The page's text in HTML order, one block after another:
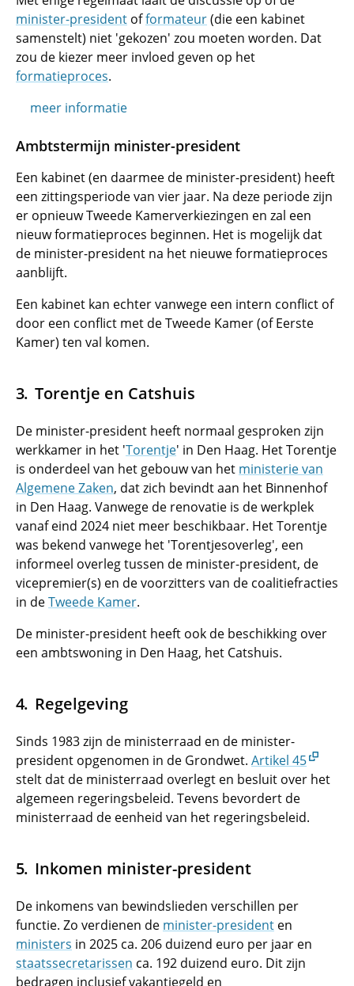
minister-president offormateur(die een kabinet
samenstelt) niet 'gekozen' zou moeten worden. Dat
zou de kiezer meer invloed geven op het
formatieproces.
meer informatie
Ambtstermijn minister-president
Een kabinet (en daarmee de minister-president) heeft
een zittingsperiode van vier jaar. Na deze periode zijn
er opnieuw Tweede Kamerverkiezingen en zal een
nieuw formatieproces beginnen. Het is mogelijk dat
de minister-president na het nieuwe formatieproces
aanblijft.
Een kabinet kan echter vanwege een intern conflict of
door een conflict met de Tweede Kamer (of Eerste
Kamer) ten val komen.
Torentje en Catshuis
De minister-president heeft normaal gesproken zijn
werkkamer in het 'Torentje' in Den Haag. Het Torentje
is onderdeel van het gebouw van het ministerie van
Algemene Zaken, dat zich bevindt aan het Binnenhof
in Den Haag. Vanwege de renovatie is de werkplek
vanaf eind 2024 niet meer beschikbaar. Het Torentje
was bekend vanwege het 'Torentjesoverleg', een
informeel overleg tussen de minister-president, de
vicepremier(s) en de voorzitters van de coalitiefracties
in deTweede Kamer.
De minister-president heeft ook de beschikking over
een ambtswoning in Den Haag, het Catshuis.
Regelgeving
Sinds 1983 zijn de ministerraad en de minister-
president opgenomen in de Grondwet. Artikel 45
stelt dat de ministerraad overlegt en besluit over het
algemeen regeringsbeleid. Tevens bevordert de
ministerraad de eenheid van het regeringsbeleid.
Inkomen minister-president
De inkomens van bewindslieden verschillen per
functie. Zo verdienen de minister-president en
ministers in 2025 ca. 206 duizend euro per jaar en
staatssecretarissen ca. 192 duizend euro. Dit zijn
bedragen inclusief vakantiegeld en